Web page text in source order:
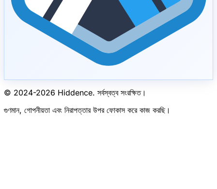
© 2024-2026 Hiddence. সর্বস্বত্ব সংরক্ষিত।
গুণমান, গোপনীয়তা এবং নিরাপত্তার উপর ফোকাস করে কাজ করছি।